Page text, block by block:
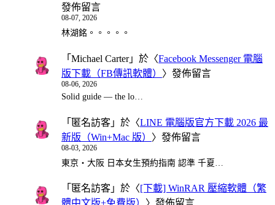
發佈留言
08-07, 2026
林湖銘。。。。。
「 Michael Carter」於〈Facebook Messenger 電腦
版下載（FB傳訊軟體） 〉發佈留言
08-06, 2026
Solid guide — the lo…
「 匿名訪客 」於〈LINE 電腦版官方下載 2026 最
新版（Win+Mac 版） 〉發佈留言
08-03, 2026
東京・大阪 日本女生預約指南 認準 千夏…
「 匿名訪客 」於〈[下載] WinRAR 壓縮軟體（繁